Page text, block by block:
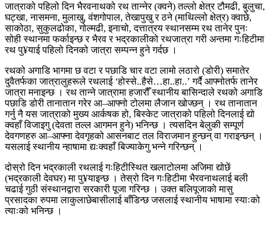
जात्राको पहिलो दिन भैरवनाथको रथतान्नेर(क्वने) तल्लो क्षेत्रटौमढी,बुलुचा,
घट्खा,नासमना,मुलाखु,वंशगोपाल,तेखापुखुरठने(माथिल्लो क्षेत्र)क्वाछे,
साकोठा,सुकुलढोका,गोल्मढी,इनाचो, दत्तात्रय स्थानसम्म रथ तानेर पुनः
सोही स्थानमा फर्काइन्छ र भैरव र भद्रकालीकोरथजात्रागरी अन्तमागःहिटीमा
रथपु¥याईपहिलो दिनको जात्रा सम्पन्न हुने गर्दछ ।
रथको अगाडि भागमा छ वटा र पछाडि चार वटा लामो लठारो (डोरी) समातेर
दुवैतर्फकाजात्रालुहरूलेरथलाई ‘होस्से..हैसे…हा..हा..’ गर्दै आफ्नोतर्फ तानेर
जात्रा मनाइन्छ । रथ तान्ने जात्रामाहजारौँस्थानीय बासिन्दाले रथको अगाडि
पछाडि डोरी तानातान गरेर आ–आफ्नो टोलमालैजानखोज्छन् । रथ तानातान
गर्नु नै यस जात्राको मुख्य आर्कषकहो, बिस्केट जात्राको पहिलो दिनलाई द्यो
क्वहाँ विजाइगु(देवतातल्ल आगमन हुने) भनिन्छ ।त्यसदिनबेलुकी सम्पूर्ण
देवगणहरुआ–आफ्ना देवगृहको आसनबाट तल विराजमान हुन्छन् वा गराइन्छन् ।
यसलाई स्थानीयन्हाषामा द्यःक्वहाँ बिज्याकेगुभन्ने गरिन्छन् ।
दोस्रो दिन भद्रकाली रथलाईगःहिटीस्थित खलाटोलमा अजिमाद्योछें
(भद्रकालीदेवघर) मापु¥याइन्छ। तेस्रो दिनगःहिटीमा भैरवनाथलाई बली
चढाई गुठी संस्थानद्वारा सरकारी पूजा गरिन्छ । उक्तबलिपूजाकोमासु
प्रसादकारुपमा लाकुलाछेबासीलाईबाँडिन्छ जसलाई स्थानीय भाषामास्याःको
त्याःको भनिन्छ ।